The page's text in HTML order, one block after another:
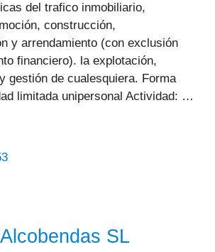
del trafico inmobiliario,
construcción,
y arrendamiento (con exclusión
financiero). la explotación,
gestión de cualesquiera. Forma
limitada unipersonal Actividad: …
SL